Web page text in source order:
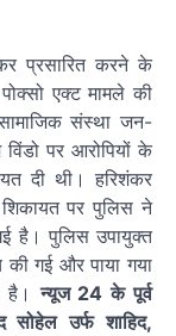
प्रसारित करने के
एक्ट मामले की
संस्था जन-
पर आरोपियों के
दी थी। हरिशंकर
पर पुलिस ने
है। पुलिस उपायुक्त
गई और पाया गया
है।न्यूज 24 के पूर्व
सोहेल उर्फ शाहिद,